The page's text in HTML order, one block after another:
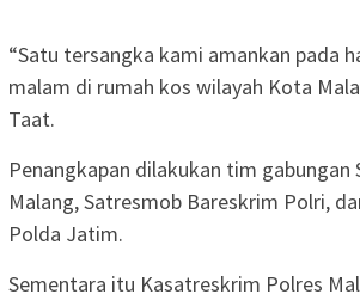
“Satu tersangka kami amankan pada
malam di rumah kos wilayah Kota
Taat.
Penangkapan dilakukan tim gabungan
Malang, Satresmob Bareskrim Polri,
Polda Jatim.
Sementara itu Kasatreskrim Polres